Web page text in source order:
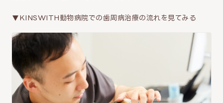
▼KINSWITH動物病院での歯周病治療の流れを見てみる